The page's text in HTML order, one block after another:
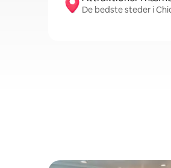
De bedste steder i